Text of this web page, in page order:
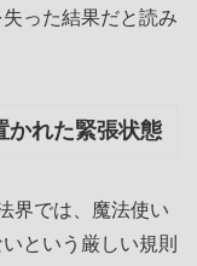
った結果だと読み
かれた緊張状態
界では、魔法使い
という厳しい規則